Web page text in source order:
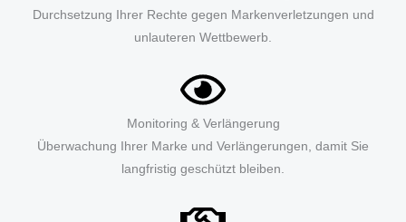
Durchsetzung Ihrer Rechte gegen Markenverletzungen und
unlauteren Wettbewerb.
Monitoring & Verlängerung
Überwachung Ihrer Marke und Verlängerungen, damit Sie
langfristig geschützt bleiben.